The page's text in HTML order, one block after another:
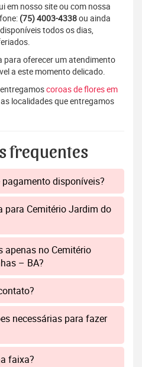
em nosso site ou com nossa
(75) 4003-4338ou ainda
todos os dias,
para oferecer um atendimento
a este momento delicado.
coroas de flores em
localidades que entregamos
frequentes
disponíveis?
para Cemitério Jardim do
apenas no Cemitério
– BA?
necessárias para fazer
faixa?